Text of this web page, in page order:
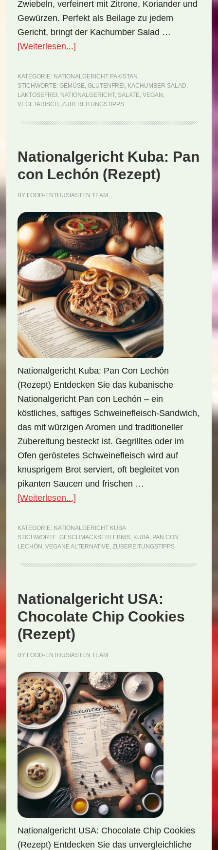
Zwiebeln, verfeinert mit Zitrone, Koriander und
Gewürzen. Perfekt als Beilage zu jedem
Gericht, bringt der Kachumber Salad …
[Weiterlesen...]ÜberNationalgericht
Kachumber
Salad
(Rezept)
KATEGORIE: NATIONALGERICHT PAKISTAN
STICHWORTE: GEMÜSE, GLUTENFREI , KACHUMBER SALAD,
LAKTOSEFREI , NATIONALGERICHT, SALATE, VEGAN ,
VEGETARISCH , ZUBEREITUNGSTIPPS
Nationalgericht Kuba: Pan
con Lechón (Rezept)
BY FOOD-ENTHUSIASTEN TEAM
Nationalgericht Kuba: Pan Con Lechón
(Rezept) Entdecken Sie das kubanische
Nationalgericht Pan con Lechón – ein
köstliches, saftiges Schweinefleisch-Sandwich,
das mit würzigen Aromen und traditioneller
Zubereitung besteckt ist. Gegrilltes oder im
Ofen geröstetes Schweinefleisch wird auf
knusprigem Brot serviert, oft begleitet von
pikanten Saucen und frischen …
[Weiterlesen...]ÜberNationalgericht
Pan
con
(Rezept)
KATEGORIE: NATIONALGERICHT KUBA
STICHWORTE: GESCHMACKSERLEBNIS, KUBA, PAN CON
LECHÓN , VEGANE ALTERNATIVE, ZUBEREITUNGSTIPPS
Nationalgericht USA:
Chocolate Chip Cookies
(Rezept)
BY FOOD-ENTHUSIASTEN TEAM
Nationalgericht USA: Chocolate Chip Cookies
(Rezept) Entdecken Sie das unvergleichliche